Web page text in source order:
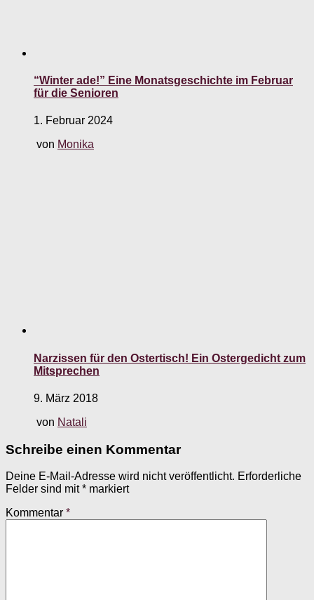
“Winter ade!” Eine Monatsgeschichte im Februar
für die Senioren
1. Februar 2024
von Monika
Narzissen für den Ostertisch! Ein Ostergedicht zum
Mitsprechen
9. März 2018
von Natali
Schreibe einen Kommentar
Deine E-Mail-Adresse wird nicht veröffentlicht. Erforderliche
Felder sind mit* markiert
Kommentar *